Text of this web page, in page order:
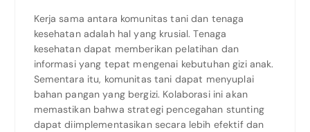
Kerja sama antara komunitas tani dan tenaga
kesehatan adalah hal yang krusial. Tenaga
kesehatan dapat memberikan pelatihan dan
informasi yang tepat mengenai kebutuhan gizi anak.
Sementara itu, komunitas tani dapat menyuplai
bahan pangan yang bergizi. Kolaborasi ini akan
memastikan bahwa strategi pencegahan stunting
dapat diimplementasikan secara lebih efektif dan